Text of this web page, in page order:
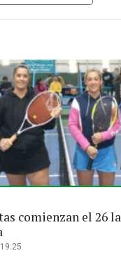
comienzan el 26 la